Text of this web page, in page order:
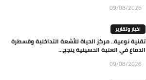
09/08/2026
اخبار وتقارير
تقنية نوعية.. مركز الحياة للأشعة التداخلية وقسطرة
الدماغ في العتبة الحسينية ينجح...
09/08/2026